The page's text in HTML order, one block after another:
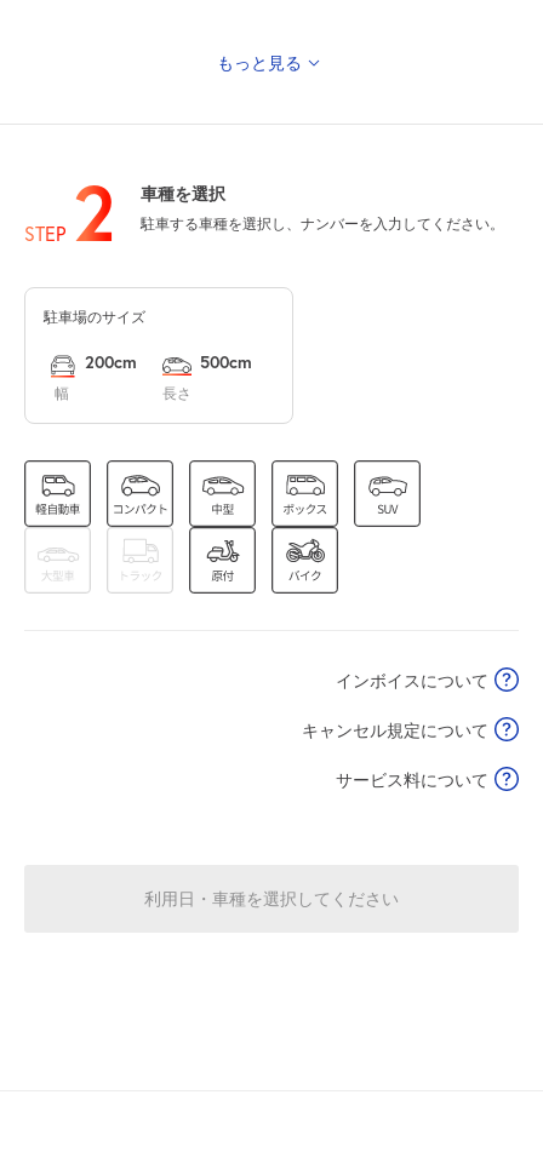
8月14日 (金) 休
8月15日 (土)
8月16日 (日) 休
8月17日 (月) 休
もっと見る
STEP 2 車種を選択
駐車する車種を選択し、ナンバーを入力してください。
駐車場のサイズ
幅
200cm
長さ
500cm
インボイスについて
キャンセル規定について
サービス料について
利用日・車種を選択してください